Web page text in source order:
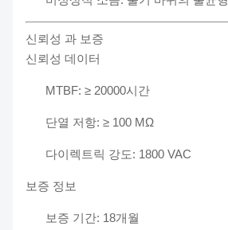
신뢰성 과 보증
신뢰성 데이터
MTBF: ≥ 20000시간
단열 저항: ≥ 100 MΩ
다이렉트릭 강도: 1800 VAC
보증 정보
보증 기간: 18개월